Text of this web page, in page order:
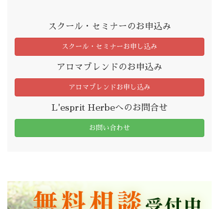
スクール・セミナーのお申込み
スクール・セミナーお申し込み
アロマブレンドのお申込み
アロマブレンドお申し込み
L'esprit Herbeへのお問合せ
お問い合わせ